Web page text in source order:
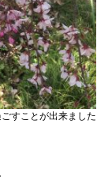
すことが出来ました